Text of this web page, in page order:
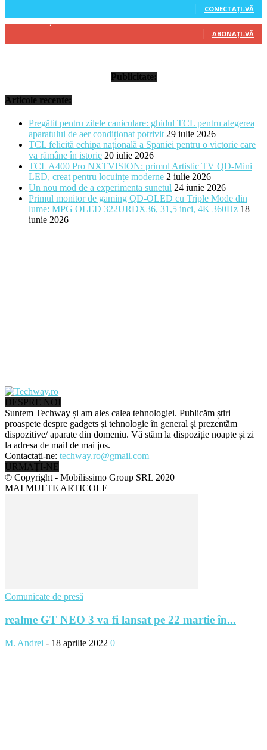
CONECTAȚI-VĂ
314 Abonați
ABONAȚI-VĂ
Publicitate:
Articole recente:
Pregătit pentru zilele caniculare: ghidul TCL pentru alegerea
aparatului de aer condiționat potrivit 29 iulie 2026
TCL felicită echipa națională a Spaniei pentru o victorie care
va rămâne în istorie 20 iulie 2026
TCL A400 Pro NXTVISION: primul Artistic TV QD-Mini
LED, creat pentru locuințe moderne 2 iulie 2026
Un nou mod de a experimenta sunetul 24 iunie 2026
Primul monitor de gaming QD-OLED cu Triple Mode din
lume: MPG OLED 322URDX36, 31,5 inci, 4K 360Hz 18
iunie 2026
DESPRE NOI
Suntem Techway și am ales calea tehnologiei. Publicăm știri
proaspete despre gadgets și tehnologie în general și prezentăm
dispozitive/ aparate din domeniu. Vă stăm la dispoziție noapte și zi
la adresa de mail de mai jos.
Contactați-ne: techway.ro@gmail.com
URMAȚI-NE
© Copyright - Mobilissimo Group SRL 2020
MAI MULTE ARTICOLE
Comunicate de presă
realme GT NEO 3 va fi lansat pe 22 martie în...
M. Andrei - 18 aprilie 2022 0